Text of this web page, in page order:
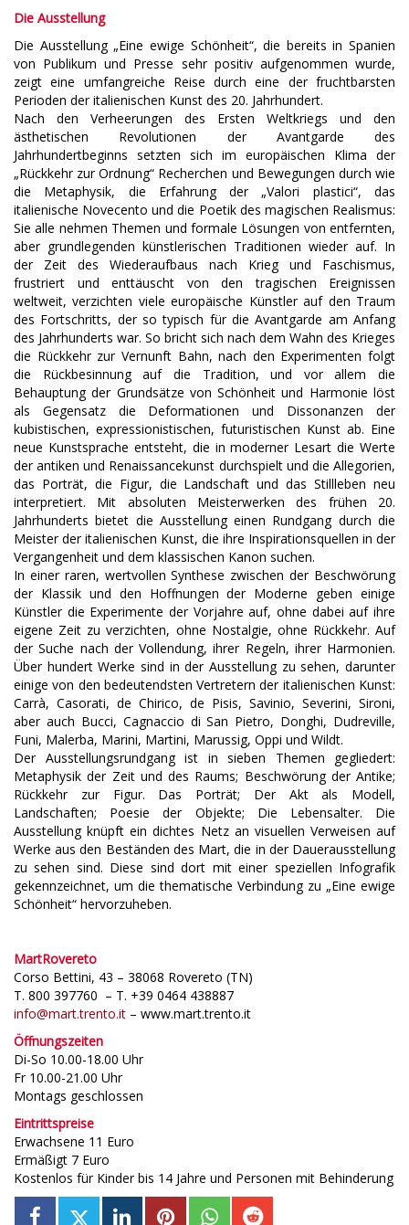
Die Ausstellung
Die Ausstellung „Eine ewige Schönheit“, die bereits in Spanien
von Publikum und Presse sehr positiv aufgenommen wurde,
zeigt eine umfangreiche Reise durch eine der fruchtbarsten
Perioden der italienischen Kunst des 20. Jahrhundert.
Nach den Verheerungen des Ersten Weltkriegs und den
ästhetischen Revolutionen der Avantgarde des
Jahrhundertbeginns setzten sich im europäischen Klima der
„Rückkehr zur Ordnung“ Recherchen und Bewegungen durch wie
die Metaphysik, die Erfahrung der „Valori plastici“, das
italienische Novecento und die Poetik des magischen Realismus:
Sie alle nehmen Themen und formale Lösungen von entfernten,
aber grundlegenden künstlerischen Traditionen wieder auf. In
der Zeit des Wiederaufbaus nach Krieg und Faschismus,
frustriert und enttäuscht von den tragischen Ereignissen
weltweit, verzichten viele europäische Künstler auf den Traum
des Fortschritts, der so typisch für die Avantgarde am Anfang
des Jahrhunderts war. So bricht sich nach dem Wahn des Krieges
die Rückkehr zur Vernunft Bahn, nach den Experimenten folgt
die Rückbesinnung auf die Tradition, und vor allem die
Behauptung der Grundsätze von Schönheit und Harmonie löst
als Gegensatz die Deformationen und Dissonanzen der
kubistischen, expressionistischen, futuristischen Kunst ab. Eine
neue Kunstsprache entsteht, die in moderner Lesart die Werte
der antiken und Renaissancekunst durchspielt und die Allegorien,
das Porträt, die Figur, die Landschaft und das Stillleben neu
interpretiert. Mit absoluten Meisterwerken des frühen 20.
Jahrhunderts bietet die Ausstellung einen Rundgang durch die
Meister der italienischen Kunst, die ihre Inspirationsquellen in der
Vergangenheit und dem klassischen Kanon suchen.
In einer raren, wertvollen Synthese zwischen der Beschwörung
der Klassik und den Hoffnungen der Moderne geben einige
Künstler die Experimente der Vorjahre auf, ohne dabei auf ihre
eigene Zeit zu verzichten, ohne Nostalgie, ohne Rückkehr. Auf
der Suche nach der Vollendung, ihrer Regeln, ihrer Harmonien.
Über hundert Werke sind in der Ausstellung zu sehen, darunter
einige von den bedeutendsten Vertretern der italienischen Kunst:
Carrà, Casorati, de Chirico, de Pisis, Savinio, Severini, Sironi,
aber auch Bucci, Cagnaccio di San Pietro, Donghi, Dudreville,
Funi, Malerba, Marini, Martini, Marussig, Oppi und Wildt.
Der Ausstellungsrundgang ist in sieben Themen gegliedert:
Metaphysik der Zeit und des Raums; Beschwörung der Antike;
Rückkehr zur Figur. Das Porträt; Der Akt als Modell,
Landschaften; Poesie der Objekte; Die Lebensalter. Die
Ausstellung knüpft ein dichtes Netz an visuellen Verweisen auf
Werke aus den Beständen des Mart, die in der Dauerausstellung
zu sehen sind. Diese sind dort mit einer speziellen Infografik
gekennzeichnet, um die thematische Verbindung zu „Eine ewige
Schönheit“ hervorzuheben.
MartRovereto
Corso Bettini, 43 – 38068 Rovereto (TN)
T. 800 397760 – T. +39 0464 438887
info@mart.trento.it – www.mart.trento.it
Öffnungszeiten
Di-So 10.00-18.00 Uhr
Fr 10.00-21.00 Uhr
Montags geschlossen
Eintrittspreise
Erwachsene 11 Euro
Ermäßigt 7 Euro
Kostenlos für Kinder bis 14 Jahre und Personen mit Behinderung